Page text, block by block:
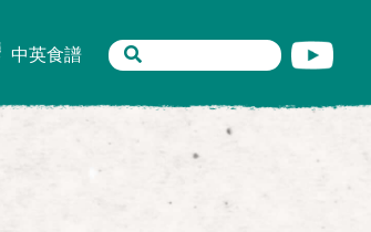
中英食譜